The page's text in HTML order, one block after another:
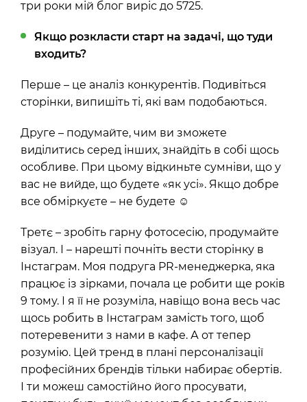
три роки мій блог виріс до 5725.
Якщо розкласти старт на задачі, що туди
входить?
Перше – це аналіз конкурентів. Подивіться
сторінки, випишіть ті, які вам подобаються.
Друге – подумайте, чим ви зможете
виділитись серед інших, знайдіть в собі щось
особливе. При цьому відкиньте сумніви, що у
вас не вийде, що будете «як усі». Якщо добре
все обміркуєте – не будете ☺
Третє – зробіть гарну фотосесію, продумайте
візуал. І – нарешті почніть вести сторінку в
Інстаграм. Моя подруга PR-менеджерка, яка
працює із зірками, почала це робити ще років
9 тому. І я її не розуміла, навіщо вона весь час
щось робить в Інстаграм замість того, щоб
потеревенити з нами в кафе. А от тепер
розумію. Цей тренд в плані персоналізації
професійних брендів тільки набирає обертів.
І ти можеш самостійно його просувати,